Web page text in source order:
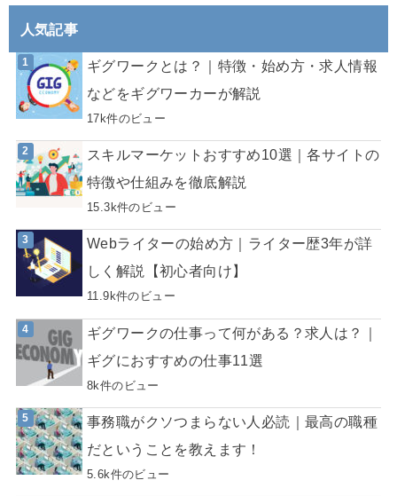
人気記事
ギグワークとは？｜特徴・始め方・求人情報
などをギグワーカーが解説
17k件のビュー
スキルマーケットおすすめ10選｜各サイトの
特徴や仕組みを徹底解説
15.3k件のビュー
Webライターの始め方｜ライター歴3年が詳
しく解説【初心者向け】
11.9k件のビュー
ギグワークの仕事って何がある？求人は？｜
ギグにおすすめの仕事11選
8k件のビュー
事務職がクソつまらない人必読｜最高の職種
だということを教えます！
5.6k件のビュー